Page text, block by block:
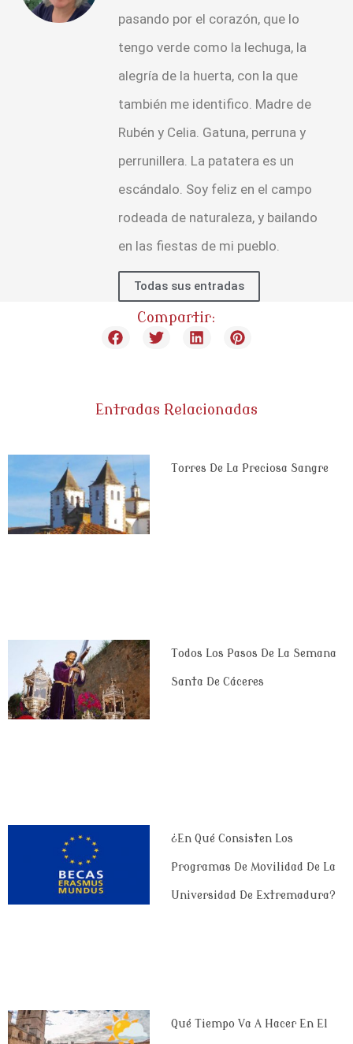
pasando por el corazón, que lo
tengo verde como la lechuga, la
alegría de la huerta, con la que
también me identifico. Madre de
Rubén y Celia. Gatuna, perruna y
perrunillera. La patatera es un
escándalo. Soy feliz en el campo
rodeada de naturaleza, y bailando
en las fiestas de mi pueblo.
Todas sus entradas
Compartir:
Entradas Relacionadas
Torres De La Preciosa Sangre
Todos Los Pasos De La Semana
Santa De Cáceres
¿En Qué Consisten Los
Programas De Movilidad De La
Universidad De Extremadura?
Qué Tiempo Va A Hacer En El